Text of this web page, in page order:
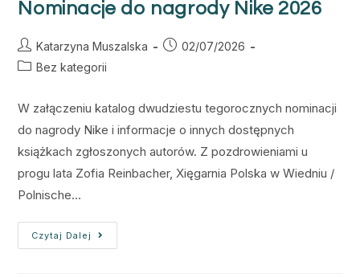
Nominacje do nagrody Nike 2026
Katarzyna Muszalska
02/07/2026
Bez kategorii
W załączeniu katalog dwudziestu tegorocznych nominacji
do nagrody Nike i informacje o innych dostępnych
książkach zgłoszonych autorów. Z pozdrowieniami u
progu lata Zofia Reinbacher, Xięgarnia Polska w Wiedniu /
Polnische…
Czytaj Dalej